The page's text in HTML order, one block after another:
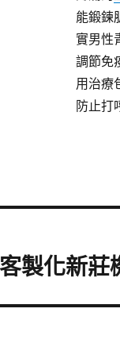
能鍛鍊
實男性
調節免
用治療
防止打
製化新